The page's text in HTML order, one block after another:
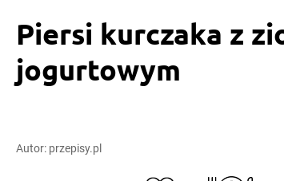
Piersi kurczaka z
jogurtowym
Autor: przepisy.pl